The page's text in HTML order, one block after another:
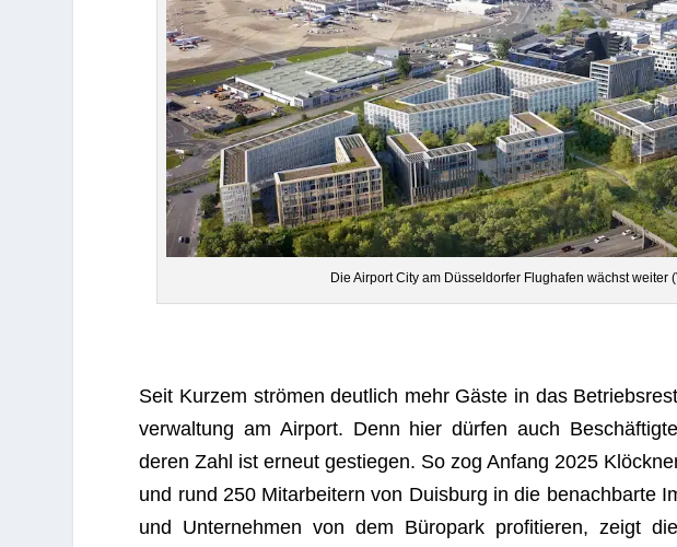
Die Air­port City am Düs­sel­dor­fer Flug­ha­fen wächst wei­ter
Seit Kur­zem strö­men deut­lich mehr Gäste in das
ver­wal­tung am Air­port. Denn hier dür­fen auch
deren Zahl ist erneut gestie­gen. So zog Anfang 2025
und rund 250 Mit­ar­bei­tern von Duis­burg in die benach­barte
und Unter­neh­men von dem Büro­park pro­fi­tie­ren, zeigt